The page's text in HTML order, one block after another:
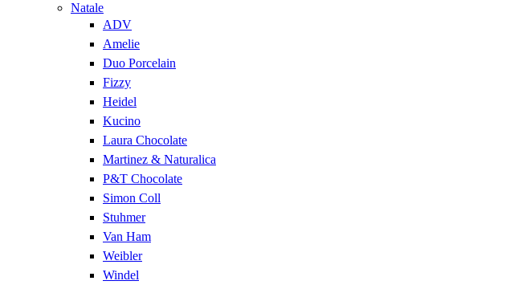
Natale
ADV
Amelie
Duo Porcelain
Fizzy
Heidel
Kucino
Laura Chocolate
Martinez & Naturalica
P&T Chocolate
Simon Coll
Stuhmer
Van Ham
Weibler
Windel